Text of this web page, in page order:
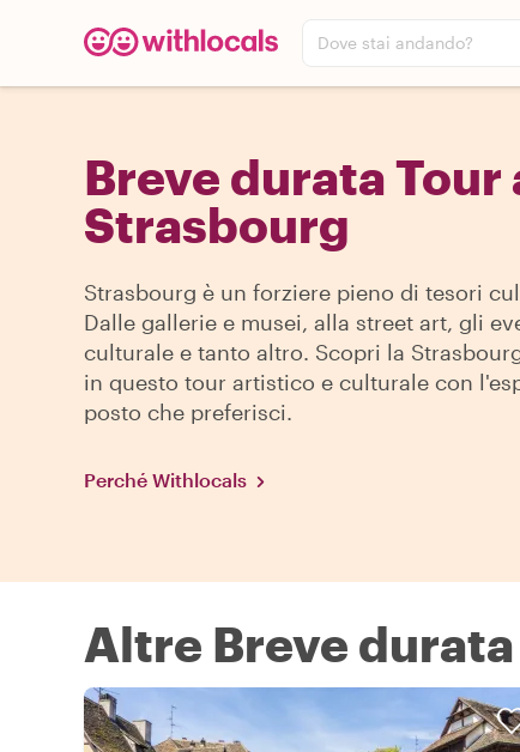
Dove stai andando?
Breve durata Tour
Strasbourg
Strasbourg è un forziere pieno di tesori
Dalle gallerie e musei, alla street art, gli
culturale e tanto altro. Scopri la
in questo tour artistico e culturale con
posto che preferisci.
Perché Withlocals
Altre Breve